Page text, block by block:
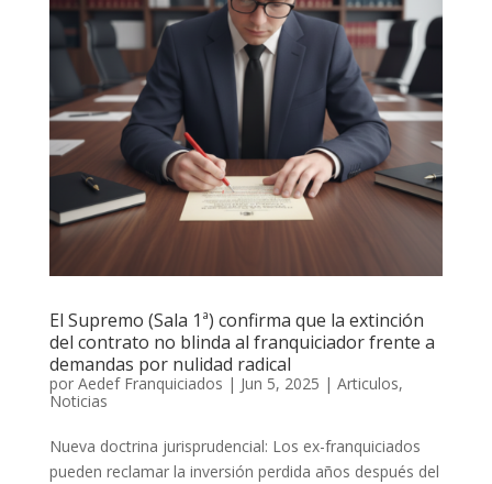
El Supremo (Sala 1ª) confirma que la extinción
del contrato no blinda al franquiciador frente a
demandas por nulidad radical
por Aedef Franquiciados | Jun 5, 2025 | Articulos,
Noticias
Nueva doctrina jurisprudencial: Los ex-franquiciados
pueden reclamar la inversión perdida años después del